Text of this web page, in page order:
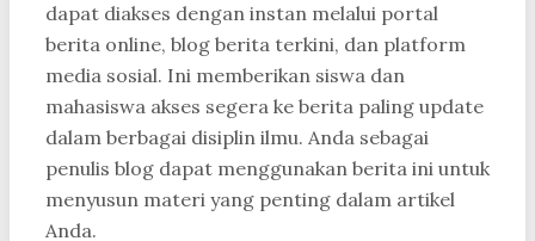
dapat diakses dengan instan melalui portal
berita online, blog berita terkini, dan platform
media sosial. Ini memberikan siswa dan
mahasiswa akses segera ke berita paling update
dalam berbagai disiplin ilmu. Anda sebagai
penulis blog dapat menggunakan berita ini untuk
menyusun materi yang penting dalam artikel
Anda.